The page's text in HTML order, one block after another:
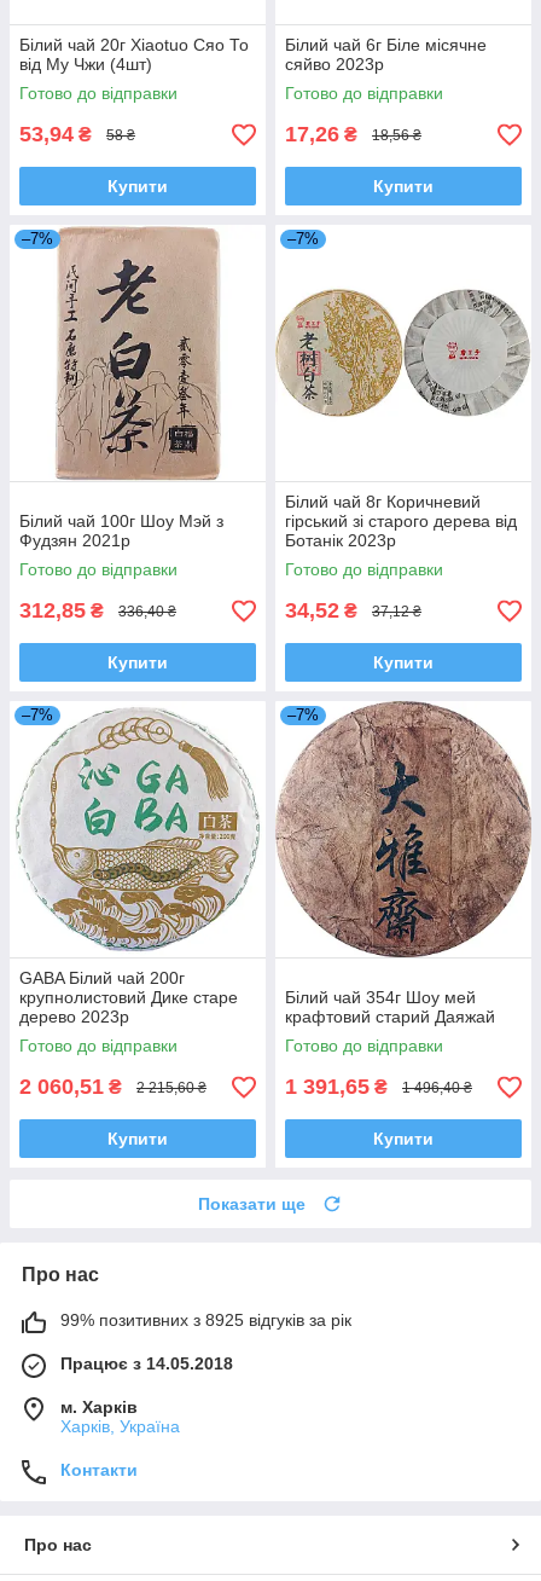
Білий чай 20г Xiaotuo Сяо То
від Му Чжи (4шт)
Готово до відправки
53,94 ₴ 58 ₴
Купити
Білий чай 6г Біле місячне
сяйво 2023р
Готово до відправки
17,26 ₴ 18,56 ₴
Купити
–7%
Білий чай 100г Шоу Мэй з
Фудзян 2021р
Готово до відправки
312,85 ₴ 336,40 ₴
Купити
–7%
Білий чай 8г Коричневий
гірський зі старого дерева від
Ботанік 2023р
Готово до відправки
34,52 ₴ 37,12 ₴
Купити
–7%
GABA Білий чай 200г
крупнолистовий Дике старе
дерево 2023р
Готово до відправки
2 060,51 ₴ 2 215,60 ₴
Купити
–7%
Білий чай 354г Шоу мей
крафтовий старий Даяжай
Готово до відправки
1 391,65 ₴ 1 496,40 ₴
Купити
Показати ще
Про нас
99% позитивних з 8925 відгуків за рік
Працює з 14.05.2018
м. Харків
Харків, Україна
Контакти
Про нас